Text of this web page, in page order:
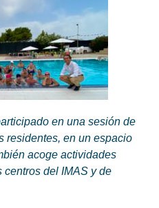
en una sesión de
residentes, en un espacio
acoge actividades
centros del IMAS y de